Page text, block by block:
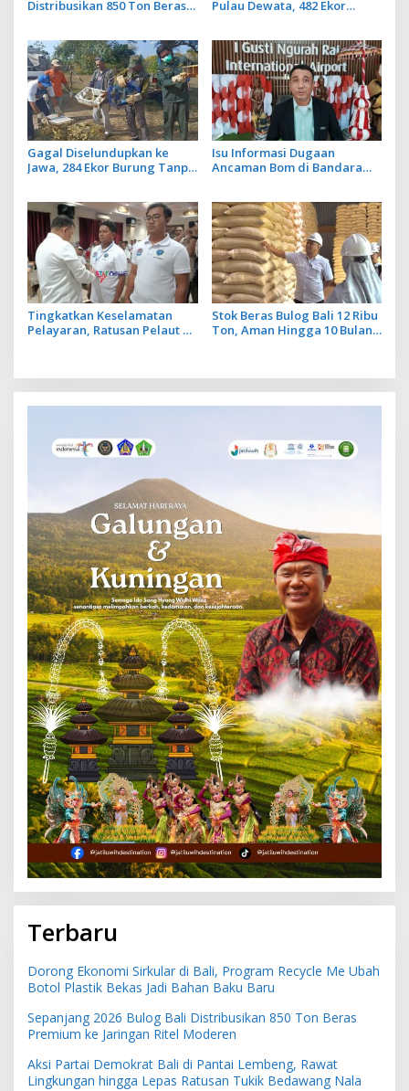
Distribusikan 850 Ton Beras
Pulau Dewata, 482 Ekor
Gagal Diselundupkan ke
Jawa, 284 Ekor Burung Tanpa
Isu Informasi Dugaan
Ancaman Bom di Bandara
Lancar
Tingkatkan Keselamatan
Pelayaran, Ratusan Pelaut di
Stok Beras Bulog Bali 12 Ribu
Ton, Aman Hingga 10 Bulan
Terbaru
Dorong Ekonomi Sirkular di Bali, Program Recycle Me Ubah
Botol Plastik Bekas Jadi Bahan Baku Baru
Sepanjang 2026 Bulog Bali Distribusikan 850 Ton Beras
Premium ke Jaringan Ritel Moderen
Aksi Partai Demokrat Bali di Pantai Lembeng, Rawat
Lingkungan hingga Lepas Ratusan Tukik Bedawang Nala